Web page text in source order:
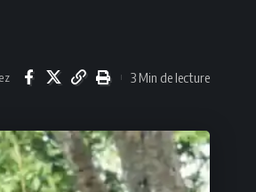
3 Min de lecture